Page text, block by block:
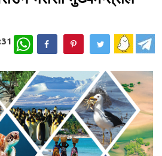
WhatsApp